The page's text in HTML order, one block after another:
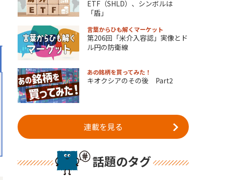
ETF（SHLD）、シンボルは
「盾」
言葉からひも解くマーケット
第206回「米介入容認」実像とド
ル円の防衛線
あの銘柄を買ってみた！
キオクシアのその後 Part2
連載を見る
話題のタグ